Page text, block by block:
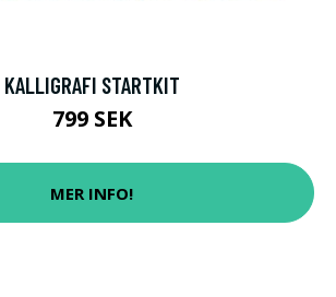
KALLIGRAFI STARTKIT
799 SEK
MER INFO!